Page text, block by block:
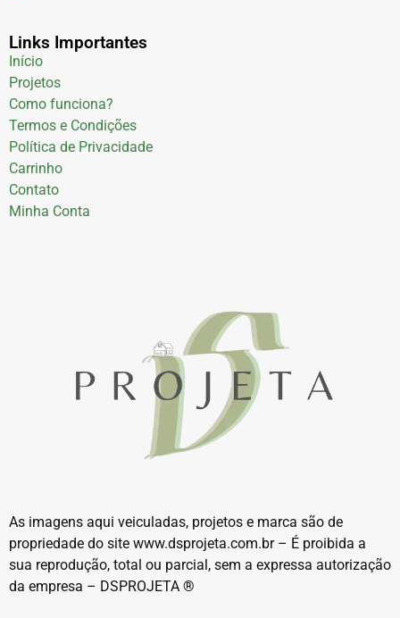
Links Importantes
Início
Projetos
Como funciona?
Termos e Condições
Política de Privacidade
Carrinho
Contato
Minha Conta
As imagens aqui veiculadas, projetos e marca são de
propriedade do site www.dsprojeta.com.br – É proibida a
sua reprodução, total ou parcial, sem a expressa autorização
da empresa – DSPROJETA ®